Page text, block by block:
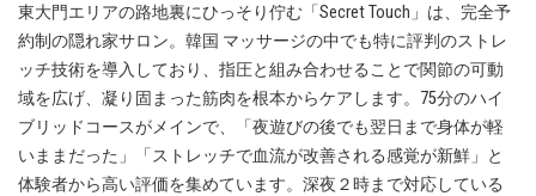
東大門エリアの路地裏にひっそり佇む「Secret Touch」は、完全予
約制の隠れ家サロン。韓国 マッサージの中でも特に評判のストレ
ッチ技術を導入しており、指圧と組み合わせることで関節の可動
域を広げ、凝り固まった筋肉を根本からケアします。75分のハイ
ブリッドコースがメインで、「夜遊びの後でも翌日まで身体が軽
いままだった」「ストレッチで血流が改善される感覚が新鮮」と
体験者から高い評価を集めています。深夜２時まで対応している